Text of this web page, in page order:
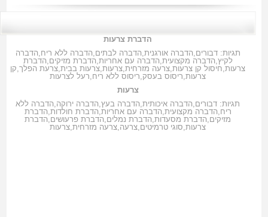
הדברת צרעות
תגיות:דבורים,הדברה אורגנית,הדברה לבתים,הדברה ללא ריח,הדברה
לקיץ,הדברה מקצועית,הדברה עם אחריות,הדברת מזיקים,הדברת
צרעות,חיסול קן צרעות,צרעה מזרחית,צרעות,צרעות בבית,צרעת הפלך,קן
צרעות,ריסוס בעסק,ריסוס ללא ריח,רעל לצרעות
צרעות
תגיות: דבורים,הדברה איכותית,הדברה בעץ,הדברה ירוקה,הדברה ללא
ריח,הדברה מקצועית,הדברה עם אחריות,הדברת חולדות,הדברת
מזיקים,הדברת מסעדות,הדברת נמלים,הדברת פרעושים,הדברת
צרעות,סוגי טרמיטים,צרעה,צרעה מזרחית,צרעות